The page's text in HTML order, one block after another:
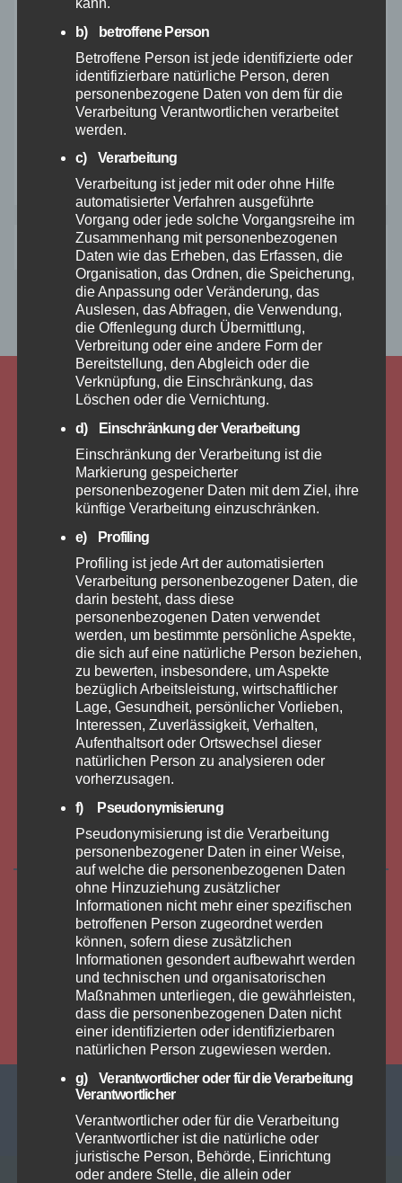
März 2024
Februar 2024
Januar 2024
Dezember 2023
Anmelden
AMC Waltrop e.V.
Mit Stolz präsentiert von WordPress
Themeansar
b) betroffene Person
Betroffene Person ist jede identifizierte oder
identifizierbare natürliche Person, deren
personenbezogene Daten von dem für die
Verarbeitung Verantwortlichen verarbeitet
werden.
c) Verarbeitung
Verarbeitung ist jeder mit oder ohne Hilfe
automatisierter Verfahren ausgeführte
Vorgang oder jede solche Vorgangsreihe im
Zusammenhang mit personenbezogenen
Daten wie das Erheben, das Erfassen, die
Organisation, das Ordnen, die Speicherung,
die Anpassung oder Veränderung, das
Auslesen, das Abfragen, die Verwendung,
die Offenlegung durch Übermittlung,
Verbreitung oder eine andere Form der
Bereitstellung, den Abgleich oder die
Verknüpfung, die Einschränkung, das
Löschen oder die Vernichtung.
d) Einschränkung der Verarbeitung
Einschränkung der Verarbeitung ist die
Markierung gespeicherter
personenbezogener Daten mit dem Ziel, ihre
künftige Verarbeitung einzuschränken.
e) Profiling
Profiling ist jede Art der automatisierten
Verarbeitung personenbezogener Daten, die
darin besteht, dass diese
personenbezogenen Daten verwendet
werden, um bestimmte persönliche Aspekte,
die sich auf eine natürliche Person beziehen,
zu bewerten, insbesondere, um Aspekte
bezüglich Arbeitsleistung, wirtschaftlicher
Lage, Gesundheit, persönlicher Vorlieben,
Interessen, Zuverlässigkeit, Verhalten,
Aufenthaltsort oder Ortswechsel dieser
natürlichen Person zu analysieren oder
vorherzusagen.
f) Pseudonymisierung
Pseudonymisierung ist die Verarbeitung
personenbezogener Daten in einer Weise,
auf welche die personenbezogenen Daten
ohne Hinzuziehung zusätzlicher
Informationen nicht mehr einer spezifischen
betroffenen Person zugeordnet werden
können, sofern diese zusätzlichen
Informationen gesondert aufbewahrt werden
und technischen und organisatorischen
Maßnahmen unterliegen, die gewährleisten,
dass die personenbezogenen Daten nicht
einer identifizierten oder identifizierbaren
natürlichen Person zugewiesen werden.
g) Verantwortlicher oder für die Verarbeitung
Verantwortlicher
Verantwortlicher oder für die Verarbeitung
Verantwortlicher ist die natürliche oder
juristische Person, Behörde, Einrichtung
oder andere Stelle, die allein oder